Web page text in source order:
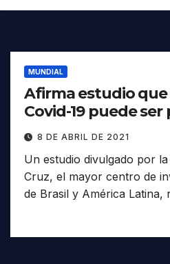
MUNDIAL
Afirma estudio
Covid-19 puede ser
8 DE ABRIL DE 2021
Un estudio divulgado por
Cruz, el mayor centro de
de Brasil y América Latina,